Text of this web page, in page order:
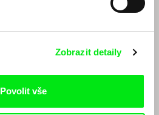
Zobrazit detaily
Povolit vše
Diskuze k filmu Chci tě, jestli to